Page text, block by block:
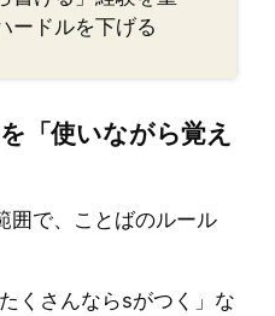
ードルを下げる
「使いながら覚え
囲で、ことばのルール
くさんならsがつく」な